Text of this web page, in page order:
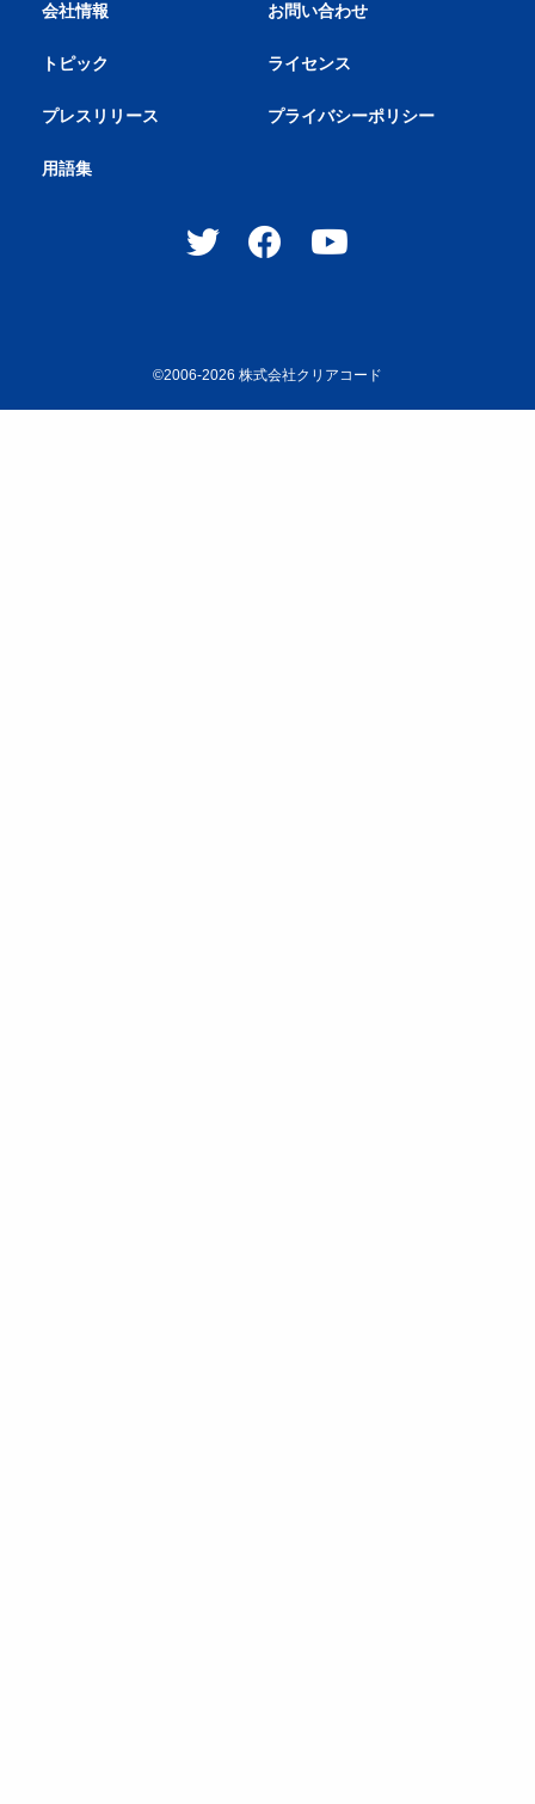
会社情報
トピック
プレスリリース
用語集
お問い合わせ
ライセンス
プライバシーポリシー
©2006-2026 株式会社クリアコード